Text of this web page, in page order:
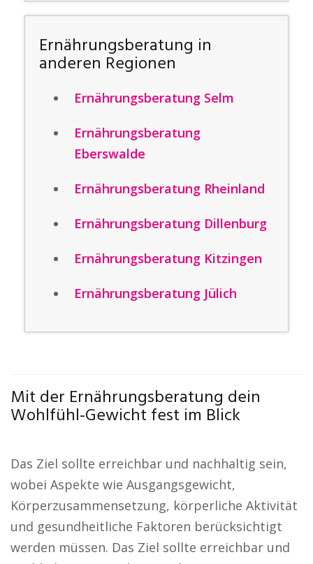
Ernährungsberatung in
anderen Regionen
Ernährungsberatung Selm
Ernährungsberatung
Eberswalde
Ernährungsberatung Rheinland
Ernährungsberatung Dillenburg
Ernährungsberatung Kitzingen
Ernährungsberatung Jülich
Mit der Ernährungsberatung dein
Wohlfühl-Gewicht fest im Blick
Das Ziel sollte erreichbar und nachhaltig sein,
wobei Aspekte wie Ausgangsgewicht,
Körperzusammensetzung, körperliche Aktivität
und gesundheitliche Faktoren berücksichtigt
werden müssen. Das Ziel sollte erreichbar und